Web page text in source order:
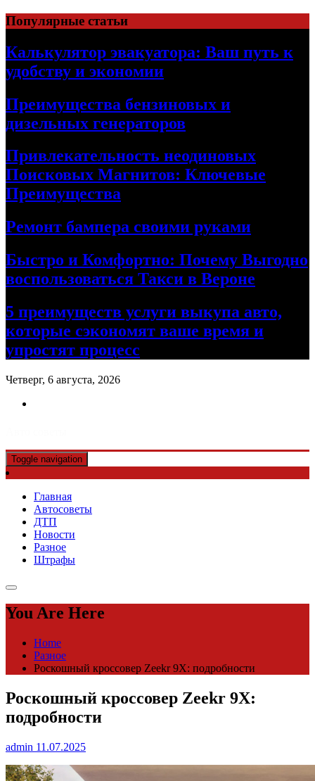
Skip
to
content
Популярные статьи
Калькулятор эвакуатора: Ваш путь к
удобству и экономии
Преимущества бензиновых и
дизельных генераторов
Привлекательность неодиновых
Поисковых Магнитов: Ключевые
Преимущества
Ремонт бампера своими руками
Быстро и Комфортно: Почему Выгодно
воспользоваться Такси в Вероне
5 преимуществ услуги выкупа авто,
которые сэкономят ваше время и
упростят процесс
Четверг, 6 августа, 2026
Toggle navigation
Главная
Автосоветы
ДТП
Новости
Разное
Штрафы
You Are Here
Home
Разное
Роскошный кроссовер Zeekr 9X: подробности
Роскошный кроссовер Zeekr 9X:
подробности
admin 11.07.2025